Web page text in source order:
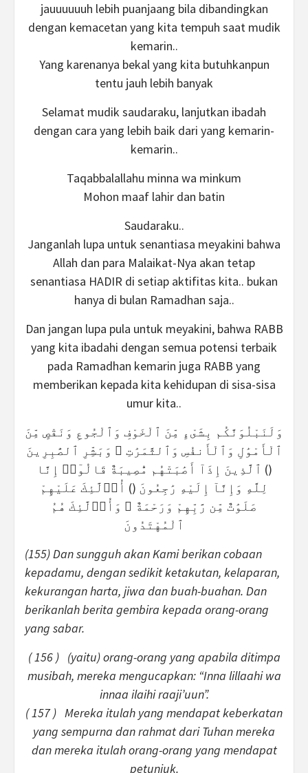
jauuuuuuh lebih puanjaang bila dibandingkan
dengan kemacetan yang kita tempuh saat mudik
kemarin..
Yang karenanya bekal yang kita butuhkanpun
tentu jauh lebih banyak
Selamat mudik saudaraku, lanjutkan ibadah
dengan cara yang lebih baik dari yang kemarin-
kemarin..
Taqabbalallahu minna wa minkum
Mohon maaf lahir dan batin
Saudaraku..
Janganlah lupa untuk senantiasa meyakini bahwa
Allah dan para Malaikat-Nya akan tetap
senantiasa HADIR di setiap aktifitas kita.. bukan
hanya di bulan Ramadhan saja..
Dan jangan lupa pula untuk meyakini, bahwa RABB
yang kita ibadahi dengan semua potensi terbaik
pada Ramadhan kemarin juga RABB yang
memberikan kepada kita kehidupan di sisa-sisa
umur kita..
وَلَنَبْلُوَنَّكُم بِشَىْءٍ مِّنَ ٱلْخَوْفِ وَٱلْجُوعِ وَنَقْصٍ مِّنَ
ٱلْأَمْوَٰلِ وَٱلْأَنفُسِ وَٱلثَّمَرَٰتِ ۗ وَبَشِّرِ ٱلصَّٰبِرِينَ
() ٱلَّذِينَ إِذَآ أَصَٰبَتْهُم مُّصِيبَةٌ قَالُوٓا۟ إِنَّا
لِلَّهِ وَإِنَّآ إِلَيْهِ رَٰجِعُونَ () أُو۟لَٰٓئِكَ عَلَيْهِمْ
صَلَوَٰتٌ مِّن رَّبِّهِمْ وَرَحْمَةٌ ۖ وَأُو۟لَٰٓئِكَ هُمُ
ٱلْمُهْتَدُونَ
(155) Dan sungguh akan Kami berikan cobaan
kepadamu, dengan sedikit ketakutan, kelaparan,
kekurangan harta, jiwa dan buah-buahan. Dan
berikanlah berita gembira kepada orang-orang
yang sabar.
( 156 ) (yaitu) orang-orang yang apabila ditimpa
musibah, mereka mengucapkan: “Inna lillaahi wa
innaa ilaihi raaji’uun”.
( 157 ) Mereka itulah yang mendapat keberkatan
yang sempurna dan rahmat dari Tuhan mereka
dan mereka itulah orang-orang yang mendapat
petunjuk.